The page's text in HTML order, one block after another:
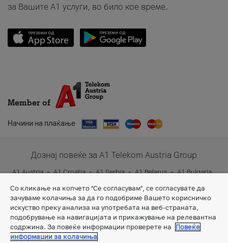
за Вашите A1 услуги, во било кое време.
Member of
Начини на плаќање
Дознај повеќе за A1 Telekom Austria Group
A1 Austria A1 Croatia A1 Serbia A1 Belarus
A1 Bulgaria
A1 Slovenia
A1 Digital
Со кликање на копчето "Се согласувам", се согласувате да
зачуваме колачиња за да го подобриме Вашето корисничко
искуство преку анализа на употребата на веб-страната,
подобрување на навигацијата и прикажување на релевантна
содржина. За повеќе информации проверете на
Повеќе
информации за колачиња